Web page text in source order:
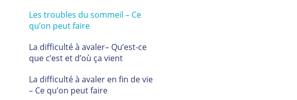
Les troubles du sommeil – Ce
qu’on peut faire
La difficulté à avaler– Qu’est-ce
que c’est et d’où ça vient
La difficulté à avaler en fin de vie
– Ce qu’on peut faire